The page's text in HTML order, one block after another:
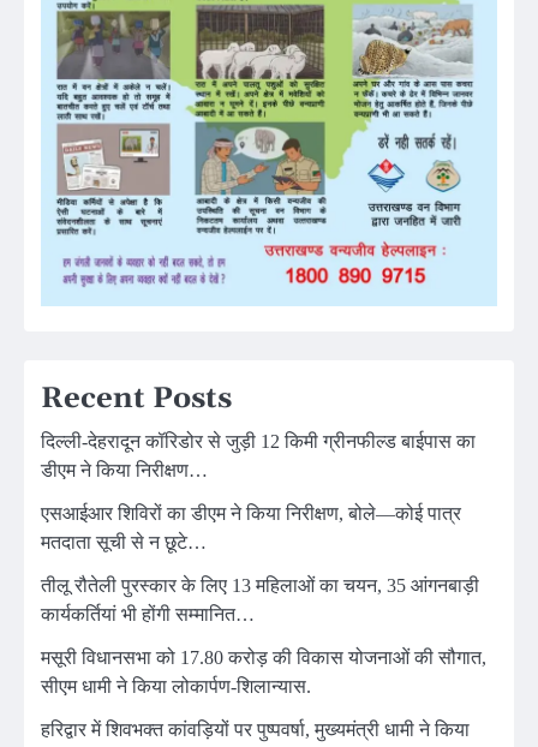
Recent Posts
दिल्ली-देहरादून कॉरिडोर से जुड़ी 12 किमी ग्रीनफील्ड बाईपास का
डीएम ने किया निरीक्षण…
एसआईआर शिविरों का डीएम ने किया निरीक्षण, बोले—कोई पात्र
मतदाता सूची से न छूटे…
तीलू रौतेली पुरस्कार के लिए 13 महिलाओं का चयन, 35 आंगनबाड़ी
कार्यकर्तियां भी होंगी सम्मानित…
मसूरी विधानसभा को 17.80 करोड़ की विकास योजनाओं की सौगात,
सीएम धामी ने किया लोकार्पण-शिलान्यास.
हरिद्वार में शिवभक्त कांवड़ियों पर पुष्पवर्षा, मुख्यमंत्री धामी ने किया